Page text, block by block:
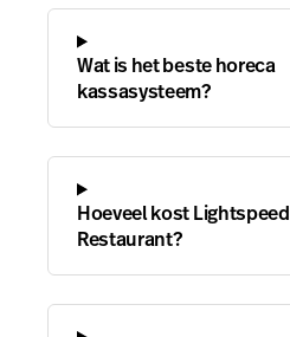
Wat is het beste horeca
kassasysteem?
Hoeveel kost Lightspeed
Restaurant?